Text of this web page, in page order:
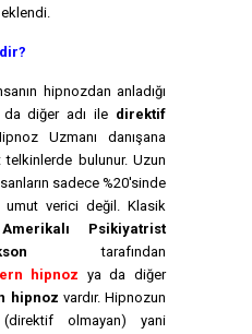
hipnozdan anladığı
da diğer adı ile direktif
Uzmanı danışana
bulunur. Uzun
sadece %20'sinde
verici değil. Klasik
Amerikalı Psikiyatrist
tarafından
hipnoz ya da diğer
hipnoz vardır. Hipnozun
olmayan) yani